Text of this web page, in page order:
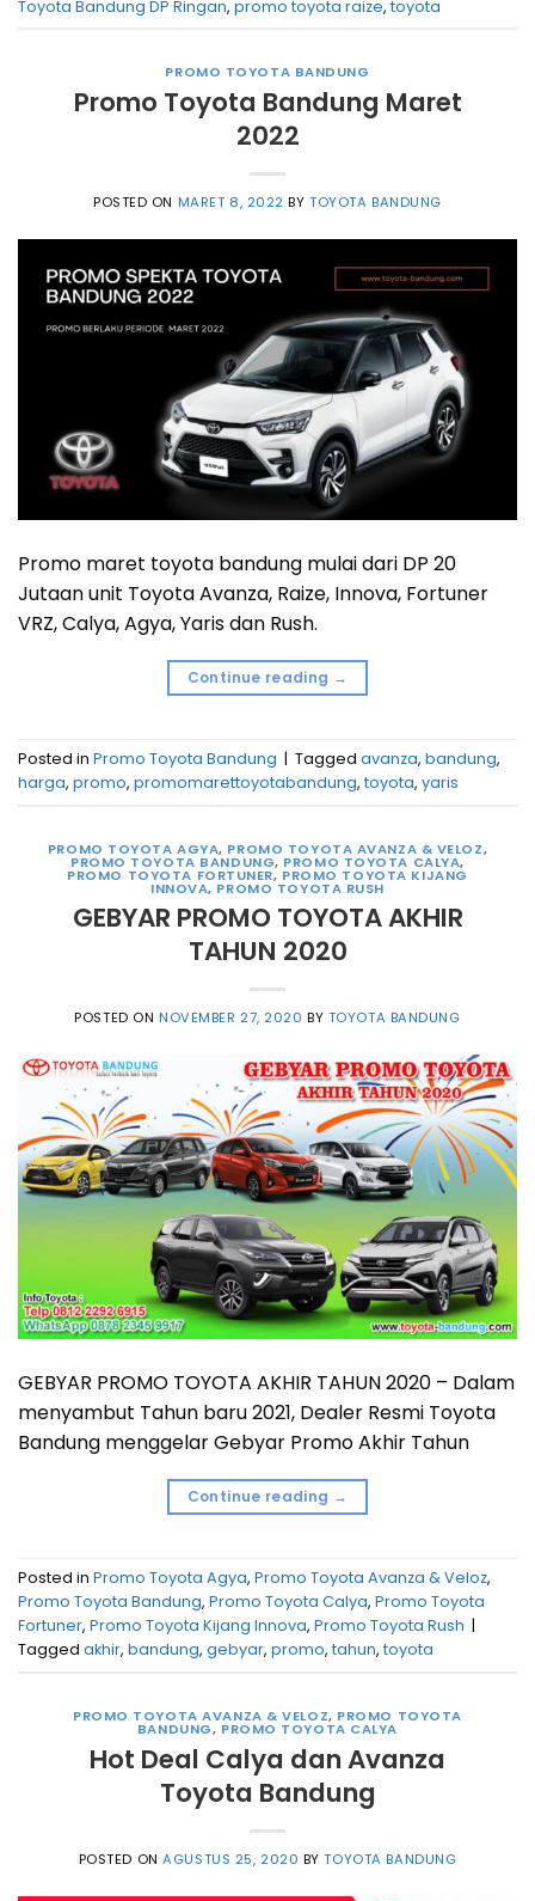
Toyota Bandung DP Ringan, promo toyota raize, toyota
PROMO TOYOTA BANDUNG
Promo Toyota Bandung Maret
2022
POSTED ON MARET 8, 2022 BYTOYOTA BANDUNG
Promo maret toyota bandung mulai dari DP 20
Jutaan unit Toyota Avanza, Raize, Innova, Fortuner
VRZ, Calya, Agya, Yaris dan Rush.
Continue reading →
Posted in Promo Toyota Bandung | Tagged avanza, bandung,
harga, promo, promomarettoyotabandung, toyota, yaris
PROMO TOYOTA AGYA, PROMO TOYOTA AVANZA & VELOZ,
PROMO TOYOTA BANDUNG, PROMO TOYOTA CALYA,
PROMO TOYOTA FORTUNER, PROMO TOYOTA KIJANG
INNOVA, PROMO TOYOTA RUSH
GEBYAR PROMO TOYOTA AKHIR
TAHUN 2020
POSTED ON NOVEMBER 27, 2020 BY TOYOTA BANDUNG
GEBYAR PROMO TOYOTA AKHIR TAHUN 2020 – Dalam
menyambut Tahun baru 2021, Dealer Resmi Toyota
Bandung menggelar Gebyar Promo Akhir Tahun
Continue reading →
Posted in Promo Toyota Agya, Promo Toyota Avanza & Veloz,
Promo Toyota Bandung, Promo Toyota Calya, Promo Toyota
Fortuner, Promo Toyota Kijang Innova, Promo Toyota Rush |
Tagged akhir, bandung, gebyar, promo, tahun, toyota
PROMO TOYOTA AVANZA & VELOZ, PROMO TOYOTA
BANDUNG, PROMO TOYOTA CALYA
Hot Deal Calya dan Avanza
Toyota Bandung
POSTED ONAGUSTUS 25, 2020 BYTOYOTA BANDUNG